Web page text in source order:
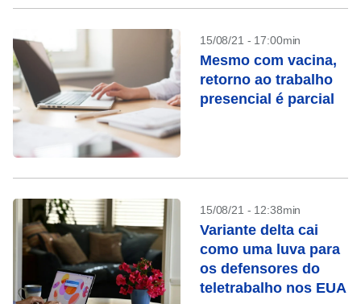
15/08/21 - 17:00min
Mesmo com vacina,
retorno ao trabalho
presencial é parcial
15/08/21 - 12:38min
Variante delta cai
como uma luva para
os defensores do
teletrabalho nos EUA